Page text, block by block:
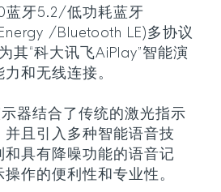
蓝牙5.2/低功耗蓝牙
/Bluetooth LE)多协议
其“科大讯飞AiPlay”智能演
和无线连接。
器结合了传统的激光指示
且引入多种智能语音技
具有降噪功能的语音记
作的便利性和专业性。